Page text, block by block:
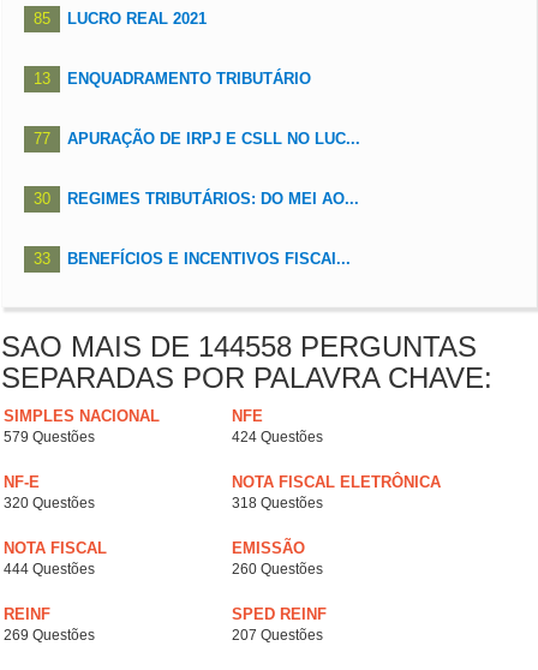
85 LUCRO REAL 2021
13 ENQUADRAMENTO TRIBUTÁRIO
77 APURAÇÃO DE IRPJ E CSLL NO LUC...
30 REGIMES TRIBUTÁRIOS: DO MEI AO...
33 BENEFÍCIOS E INCENTIVOS FISCAI...
SAO MAIS DE 144558 PERGUNTAS
SEPARADAS POR PALAVRA CHAVE:
SIMPLES NACIONAL
579 Questões
NFE
424 Questões
NF-E
320 Questões
NOTA FISCAL ELETRÔNICA
318 Questões
NOTA FISCAL
444 Questões
EMISSÃO
260 Questões
REINF
269 Questões
SPED REINF
207 Questões